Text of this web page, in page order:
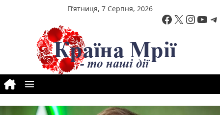
Перейти до вмістуП’ятниця, 7 Серпня, 2026
Facebook
X